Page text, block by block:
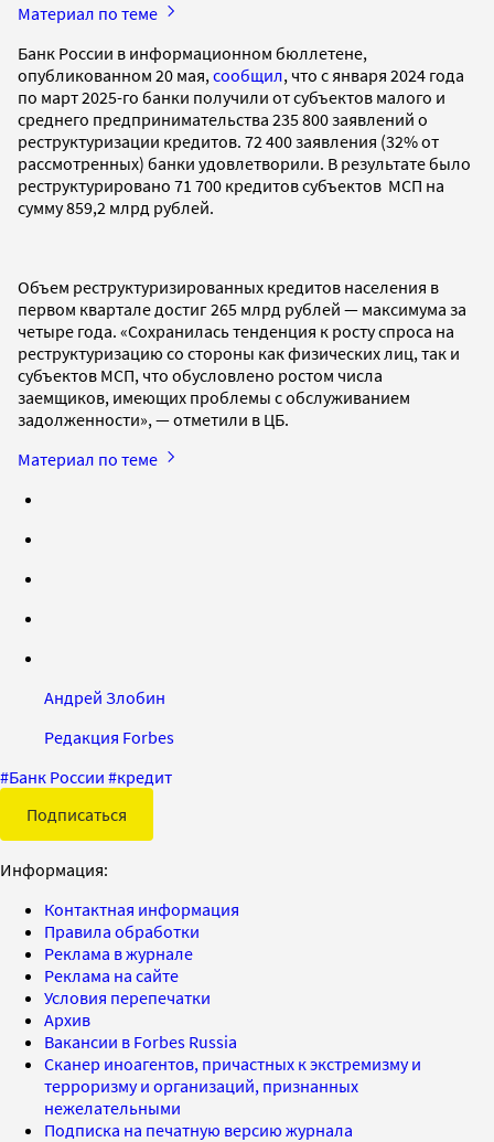
Материал по теме
Банк России в информационном бюллетене,
опубликованном 20 мая, сообщил, что с января 2024 года
по март 2025-го банки получили от субъектов малого и
среднего предпринимательства 235 800 заявлений о
реструктуризации кредитов. 72 400 заявления (32% от
рассмотренных) банки удовлетворили. В результате было
реструктурировано 71 700 кредитов субъектов МСП на
сумму 859,2 млрд рублей.
Объем реструктуризированных кредитов населения в
первом квартале достиг 265 млрд рублей — максимума за
четыре года. «Сохранилась тенденция к росту спроса на
реструктуризацию со стороны как физических лиц, так и
субъектов МСП, что обусловлено ростом числа
заемщиков, имеющих проблемы с обслуживанием
задолженности», — отметили в ЦБ.
Материал по теме
Андрей Злобин
Редакция Forbes
#Банк России #кредит
Подписаться
Информация:
Контактная информация
Правила обработки
Реклама в журнале
Реклама на сайте
Условия перепечатки
Архив
Вакансии в Forbes Russia
Сканер иноагентов, причастных к экстремизму и
терроризму и организаций, признанных
нежелательными
Подписка на печатную версию журнала